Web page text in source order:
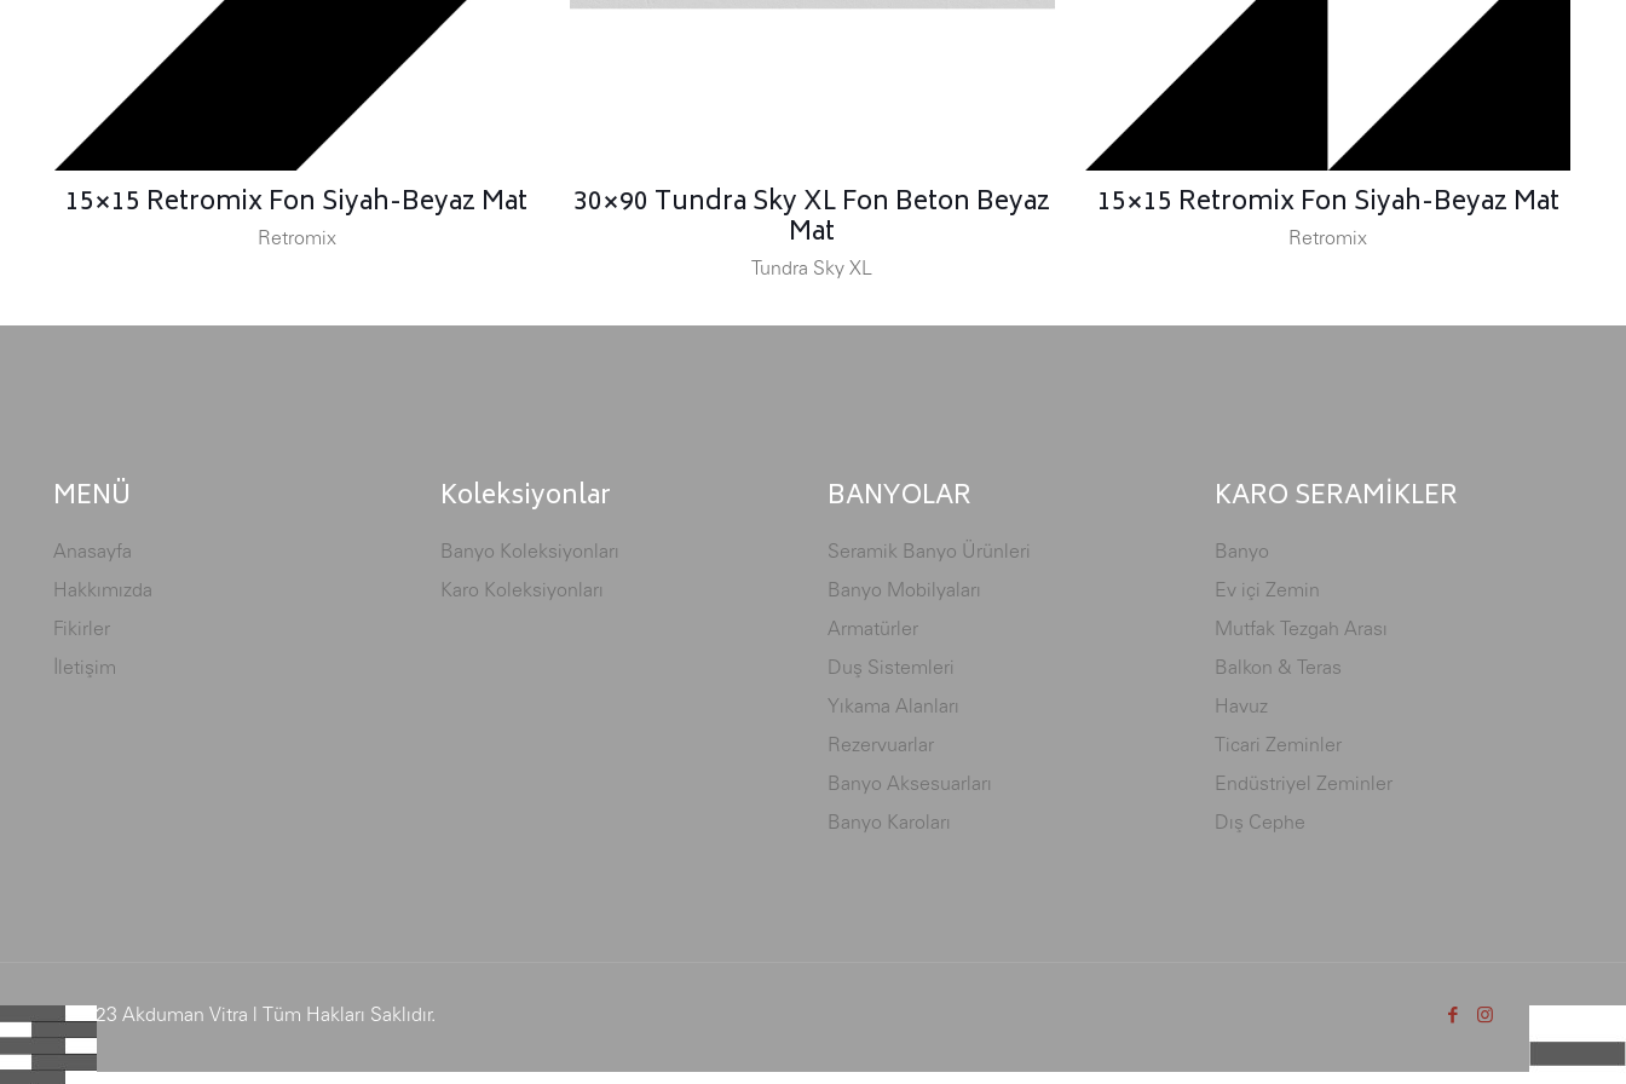
15×15 Retromix Fon Siyah-Beyaz Mat
Retromix
30×90 Tundra Sky XL Fon Beton Beyaz
Mat
Tundra Sky XL
15×15 Retromix Fon Siyah-Beyaz Mat
Retromix
MENÜ
Anasayfa
Hakkımızda
Fikirler
İletişim
Koleksiyonlar
Banyo Koleksiyonları
Karo Koleksiyonları
BANYOLAR
Seramik Banyo Ürünleri
Banyo Mobilyaları
Armatürler
Duş Sistemleri
Yıkama Alanları
Rezervuarlar
Banyo Aksesuarları
Banyo Karoları
KARO SERAMİKLER
Banyo
Ev içi Zemin
Mutfak Tezgah Arası
Balkon & Teras
Havuz
Ticari Zeminler
Endüstriyel Zeminler
Dış Cephe
© 2023 Akduman Vitra | Tüm Hakları Saklıdır.